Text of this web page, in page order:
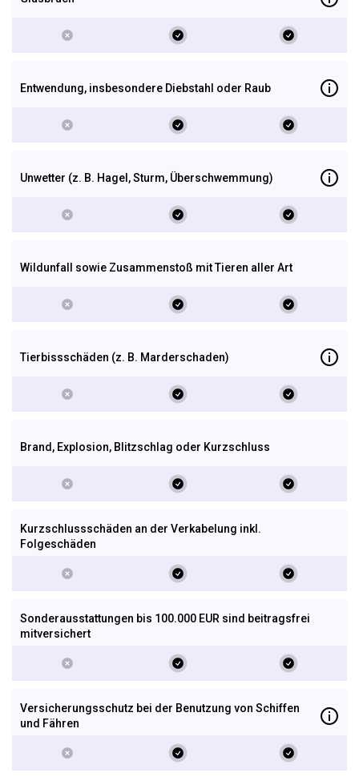
Entwendung, insbesondere Dieb­stahl oder Raub
Unwetter (z. B. Hagel, Sturm, Über­schwemmung)
Wildunfall sowie Zusammen­stoß mit Tieren aller Art
Tierbiss­schäden (z. B. Marderschaden)
Brand, Explosion, Blitzschlag oder Kurzschluss
Kurzschlussschäden an der Verkabelung inkl.
Folgeschäden
Sonderausstattungen bis 100.000 EUR sind beitragsfrei
mitversichert
Versicherungsschutz bei der Benutzung von Schiffen
und Fähren